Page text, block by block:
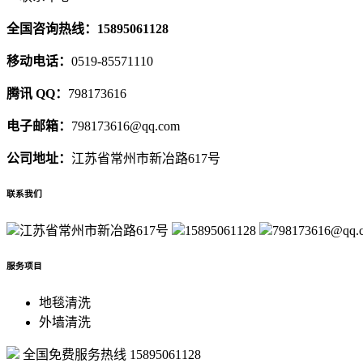
全国咨询热线：15895061128
移动电话： 0519-85571110
腾讯 QQ： 798173616
电子邮箱： 798173616@qq.com
公司地址： 江苏省常州市新冶路617号
联系我们
江苏省常州市新冶路617号 15895061128
服务项目
地毯清洗
外墙清洗
全国免费服务热线 15895061128